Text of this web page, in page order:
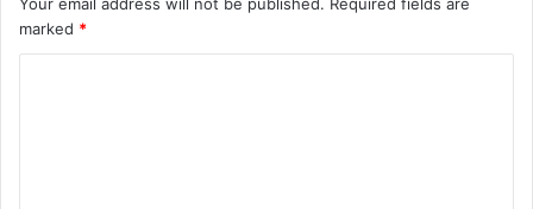
Your email address will not be published. Required fields are
marked *